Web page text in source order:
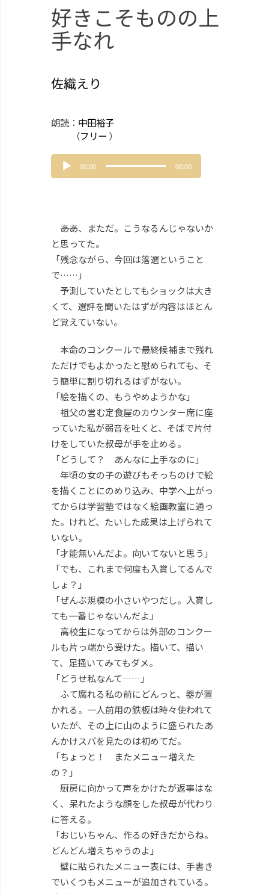
好きこそものの上
手なれ
佐織えり
朗読： 中田裕子
（フリー ）
音
ー
00:00 00:00
――ああ、まただ。こうなるんじゃないか
と思ってた。
「残念ながら、今回は落選ということ
で……」
予測していたとしてもショックは大き
くて、選評を聞いたはずが内容はほとん
ど覚えていない。
本命のコンクールで最終候補まで残れ
ただけでもよかったと慰められても、そ
う簡単に割り切れるはずがない。
「絵を描くの、もうやめようかな」
祖父の営む定食屋のカウンター席に座
っていた私が弱音を吐くと、そばで片付
けをしていた叔母が手を止める。
「どうして？ あんなに上手なのに」
年頃の女の子の遊びもそっちのけで絵
を描くことにのめり込み、中学へ上がっ
てからは学習塾ではなく絵画教室に通っ
た。けれど、たいした成果は上げられて
いない。
「才能無いんだよ。向いてないと思う」
「でも、これまで何度も入賞してるんで
しょ？」
「ぜんぶ規模の小さいやつだし。入賞し
ても一番じゃないんだよ」
高校生になってからは外部のコンクー
ルも片っ端から受けた。描いて、描い
て、足掻いてみてもダメ。
「どうせ私なんて……」
ふて腐れる私の前にどんっと、器が置
かれる。一人前用の鉄板は時々使われて
いたが、その上に山のように盛られたあ
んかけスパを見たのは初めてだ。
「ちょっと！ またメニュー増えた
の？」
厨房に向かって声をかけたが返事はな
く、呆れたような顔をした叔母が代わり
に答える。
「おじいちゃん、作るの好きだからね。
どんどん増えちゃうのよ」
壁に貼られたメニュー表には、手書き
でいくつもメニューが追加されている。